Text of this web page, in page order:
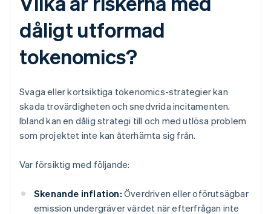
dåligt utformad
tokenomics?
Svaga eller kortsiktiga tokenomics-strategier kan
skada trovärdigheten och snedvrida incitamenten.
Ibland kan en dålig strategi till och med utlösa problem
som projektet inte kan återhämta sig från.
Var försiktig med följande:
Skenande inflation: Överdriven eller oförutsägbar
emission undergräver värdet när efterfrågan inte